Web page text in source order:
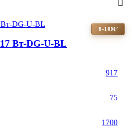
8-10М²
Вт-DG-U-BL
917
75
1700